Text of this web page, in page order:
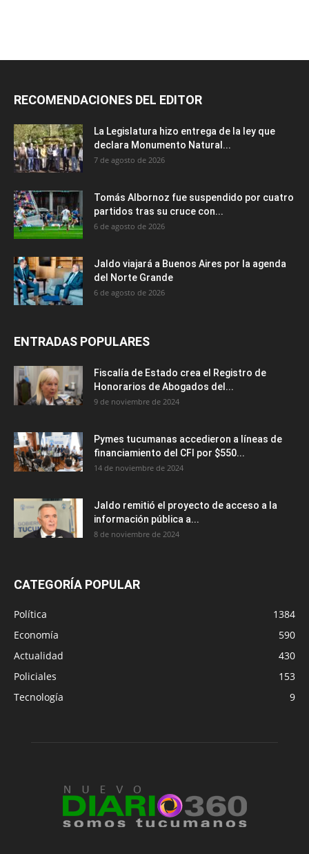
RECOMENDACIONES DEL EDITOR
La Legislatura hizo entrega de la ley que
declara Monumento Natural...
7 de agosto de 2026
Tomás Albornoz fue suspendido por cuatro
partidos tras su cruce con...
6 de agosto de 2026
Jaldo viajará a Buenos Aires por la agenda
del Norte Grande
6 de agosto de 2026
ENTRADAS POPULARES
Fiscalía de Estado crea el Registro de
Honorarios de Abogados del...
9 de noviembre de 2024
Pymes tucumanas accedieron a líneas de
financiamiento del CFI por $550...
14 de noviembre de 2024
Jaldo remitió el proyecto de acceso a la
información pública a...
8 de noviembre de 2024
CATEGORÍA POPULAR
Política
1384
Economía
590
Actualidad
430
Policiales
153
Tecnología
9